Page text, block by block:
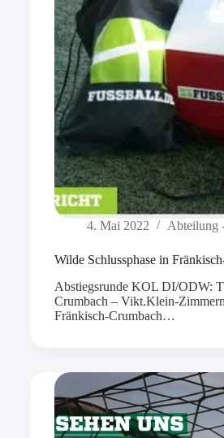
4. Mai 2022 Abteilung
Wilde Schlussphase in
Abstiegsrunde KOL DI/ODW:
Crumbach – Vikt.Klein-
Fränkisch-Crumbach…